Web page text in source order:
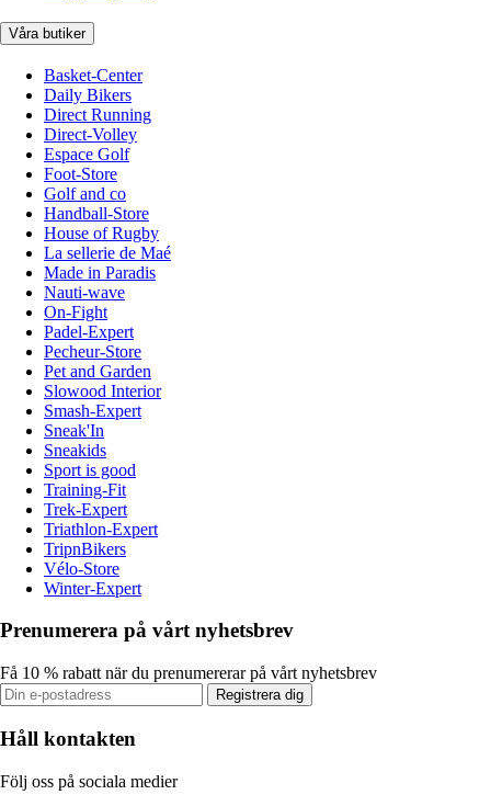
Våra butiker
Basket-Center
Daily Bikers
Direct Running
Direct-Volley
Espace Golf
Foot-Store
Golf and co
Handball-Store
House of Rugby
La sellerie de Maé
Made in Paradis
Nauti-wave
On-Fight
Padel-Expert
Pecheur-Store
Pet and Garden
Slowood Interior
Smash-Expert
Sneak'In
Sneakids
Sport is good
Training-Fit
Trek-Expert
Triathlon-Expert
TripnBikers
Vélo-Store
Winter-Expert
Prenumerera på vårt nyhetsbrev
Få 10 % rabatt när du prenumererar på vårt nyhetsbrev
Registrera dig
Håll kontakten
Följ oss på sociala medier